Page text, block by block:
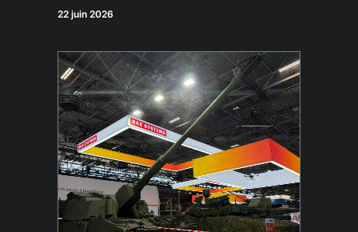
22 juin 2026